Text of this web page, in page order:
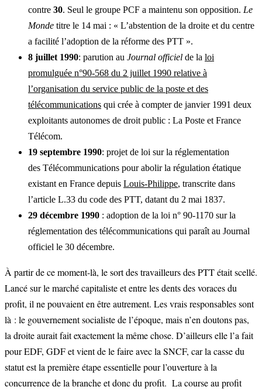
contre 30. Seul le groupe PCF a maintenu son opposition. Le
Monde titre le 14 mai : « L’abstention de la droite et du centre
a facilité l’adoption de la réforme des PTT ».
8 juillet 1990: parution au Journal officiel de la loi
promulguée n°90-568 du 2 juillet 1990 relative à
l’organisation du service public de la poste et des
télécommunications qui crée à compter de janvier 1991 deux
exploitants autonomes de droit public : La Poste et France
Télécom.
19 septembre 1990: projet de loi sur la réglementation
des Télécommunications pour abolir la régulation étatique
existant en France depuis Louis-Philippe, transcrite dans
l’article L.33 du code des PTT, datant du 2 mai 1837.
29 décembre 1990 : adoption de la loi n° 90-1170 sur la
réglementation des télécommunications qui paraît au Journal
officiel le 30 décembre.
À partir de ce moment-là, le sort des travailleurs des PTT était scellé.
Lancé sur le marché capitaliste et entre les dents des voraces du
profit, il ne pouvaient en être autrement. Les vrais responsables sont
là : le gouvernement socialiste de l’époque, mais n’en doutons pas,
la droite aurait fait exactement la même chose. D’ailleurs elle l’a fait
pour EDF, GDF et vient de le faire avec la SNCF, car la casse du
statut est la première étape essentielle pour l’ouverture à la
concurrence de la branche et donc du profit. La course au profit